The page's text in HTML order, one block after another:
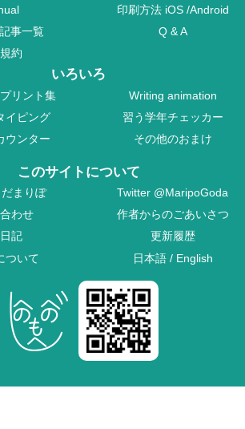
印刷方法 iOS /Android
記事一覧
Q & A
約
いろいろ
リント集
Writing animation
イピング
習う学年チェッカー
ウンター
その他のおまけ
このサイトについて
だまりぽ Twitter @MaripoGoda
わせ
作者からのごあいさつ
記
更新履歴
ついて
日本語 / English